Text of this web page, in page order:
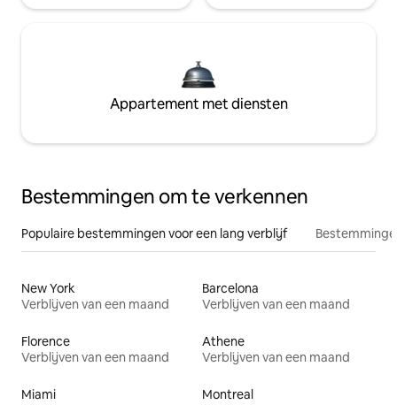
Appartement met diensten
Bestemmingen om te verkennen
Populaire bestemmingen voor een lang verblijf
New York
Verblijven van een maand
Barcelona
Verblijven van een maand
Florence
Verblijven van een maand
Athene
Verblijven van een maand
Miami
Montreal